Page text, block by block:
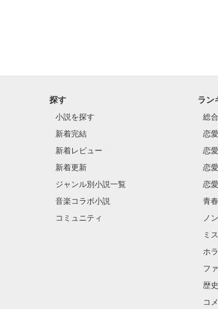
探す
小説を探す
新着完結
新着レビュー
新着更新
ジャンル別小説一覧
音楽コラボ小説
コミュニティ
ラン
総
恋愛
恋
恋
恋
青
ノ
ミ
ホ
フ
歴
コ